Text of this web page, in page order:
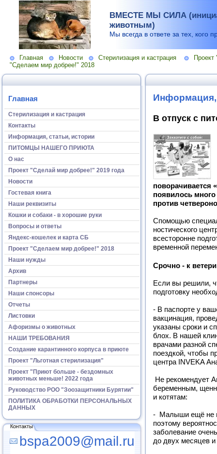
ВМЕСТЕ МЫ СИЛА
животным)
Мы всегда в ответе за тех, кого
Главная Новости Стерилизация и кастрация
"Сделаем мир добрее!" 2018
Главная
Стерилизация и кастрация
Контакты
Информация, статьи, истории
ПИТОМЦЫ НАШЕГО ПРИЮТА
О нас
Проект "Сделай мир добрее!" 2019 года
Новости
Гостевая книга
Наши реквизиты
Кошки и собаки - в хорошие руки
Вопросы и ответы
Яндекс-кошелек и карта СБ
Проект "Сделаем мир добрее!" 2018
Наши нужды
Архив
Партнеры
Наши спонсоры
Отчеты
Листовки
Афоризмы о животных
НАШИ ТРЕБОВАНИЯ
Создание карантинного корпуса в приюте
Проект "Льготная стерилизация"
Проект "Приют больше - бездомных
животных меньше! 2022 года
Руководство РОО "Зоозащитники Бурятии"
ПОЛИТИКА ОБРАБОТКИ ПЕРСОНАЛЬНЫХ
ДАННЫХ
Контакты
bspa2009@mail.ru
Информация,
В отпуск с
поворачивается
появилось
против
Спомощью
ностического
всесторонне
временной
Срочно - к
Если вы решили,
подготовку
- В паспорте у
вакцинация,
указаны сроки и
блох. В нашей
врачами разной
поездкой, чтобы
центра INVEKA
Не рекомендует
беременным,
и котятам:
- Малыши ещё не
поэтому
заболевание
до двух месяцев